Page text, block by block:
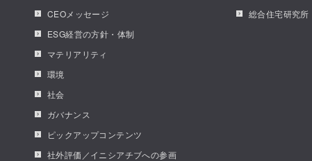
CEOメッセージ
ESG経営の方針・体制
マテリアリティ
環境
社会
ガバナンス
ピックアップコンテンツ
社外評価／イニシアチブへの参画
総合住宅研究所